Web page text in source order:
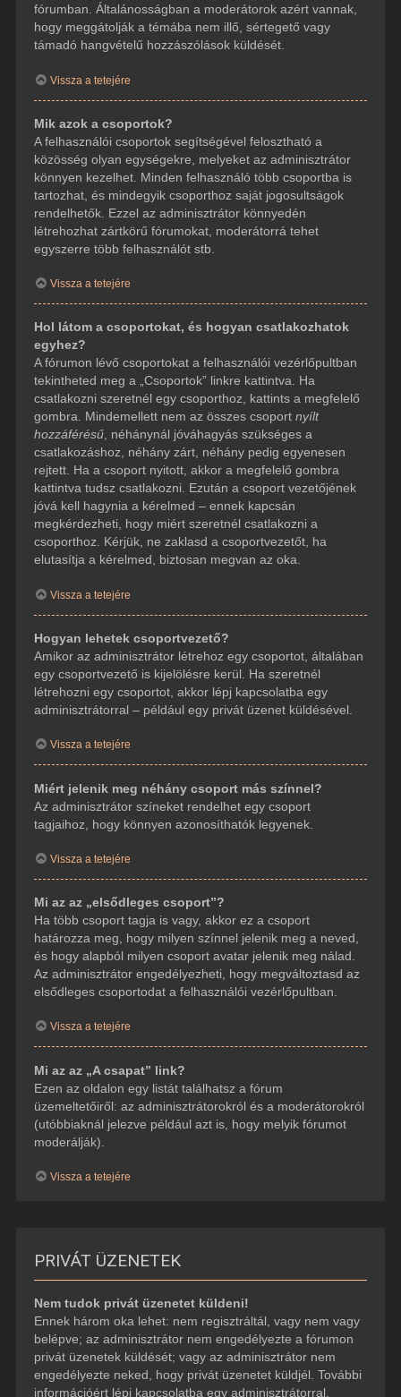
fórumban. Általánosságban a moderátorok azért vannak,
hogy meggátolják a témába nem illő, sértegető vagy
támadó hangvételű hozzászólások küldését.
Vissza a tetejére
Mik azok a csoportok?
A felhasználói csoportok segítségével felosztható a
közösség olyan egységekre, melyeket az adminisztrátor
könnyen kezelhet. Minden felhasználó több csoportba is
tartozhat, és mindegyik csoporthoz saját jogosultságok
rendelhetők. Ezzel az adminisztrátor könnyedén
létrehozhat zártkörű fórumokat, moderátorrá tehet
egyszerre több felhasználót stb.
Vissza a tetejére
Hol látom a csoportokat, és hogyan csatlakozhatok
egyhez?
A fórumon lévő csoportokat a felhasználói vezérlőpultban
tekintheted meg a „Csoportok” linkre kattintva. Ha
csatlakozni szeretnél egy csoporthoz, kattints a megfelelő
gombra. Mindemellett nem az összes csoport nyílt
hozzáférésű, néhánynál jóváhagyás szükséges a
csatlakozáshoz, néhány zárt, néhány pedig egyenesen
rejtett. Ha a csoport nyitott, akkor a megfelelő gombra
kattintva tudsz csatlakozni. Ezután a csoport vezetőjének
jóvá kell hagynia a kérelmed – ennek kapcsán
megkérdezheti, hogy miért szeretnél csatlakozni a
csoporthoz. Kérjük, ne zaklasd a csoportvezetőt, ha
elutasítja a kérelmed, biztosan megvan az oka.
Vissza a tetejére
Hogyan lehetek csoportvezető?
Amikor az adminisztrátor létrehoz egy csoportot, általában
egy csoportvezető is kijelölésre kerül. Ha szeretnél
létrehozni egy csoportot, akkor lépj kapcsolatba egy
adminisztrátorral – például egy privát üzenet küldésével.
Vissza a tetejére
Miért jelenik meg néhány csoport más színnel?
Az adminisztrátor színeket rendelhet egy csoport
tagjaihoz, hogy könnyen azonosíthatók legyenek.
Vissza a tetejére
Mi az az „elsődleges csoport”?
Ha több csoport tagja is vagy, akkor ez a csoport
határozza meg, hogy milyen színnel jelenik meg a neved,
és hogy alapból milyen csoport avatar jelenik meg nálad.
Az adminisztrátor engedélyezheti, hogy megváltoztasd az
elsődleges csoportodat a felhasználói vezérlőpultban.
Vissza a tetejére
Mi az az „A csapat” link?
Ezen az oldalon egy listát találhatsz a fórum
üzemeltetőiről: az adminisztrátorokról és a moderátorokról
(utóbbiaknál jelezve például azt is, hogy melyik fórumot
moderálják).
Vissza a tetejére
PRIVÁT ÜZENETEK
Nem tudok privát üzenetet küldeni!
Ennek három oka lehet: nem regisztráltál, vagy nem vagy
belépve; az adminisztrátor nem engedélyezte a fórumon
privát üzenetek küldését; vagy az adminisztrátor nem
engedélyezte neked, hogy privát üzenetet küldjél. További
információért lépj kapcsolatba egy adminisztrátorral.